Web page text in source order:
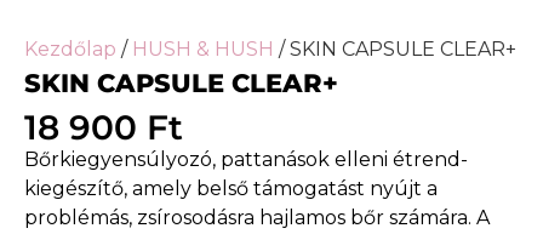
Kezdőlap / HUSH & HUSH / SKIN CAPSULE CLEAR+
SKIN CAPSULE CLEAR+
18 900 Ft
Bőrkiegyensúlyozó, pattanások elleni étrend-
kiegészítő, amely belső támogatást nyújt a
problémás, zsírosodásra hajlamos bőr számára. A